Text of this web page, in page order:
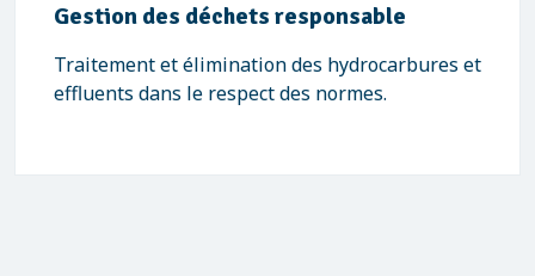
Gestion des déchets responsable
Traitement et élimination des hydrocarbures et
effluents dans le respect des normes.